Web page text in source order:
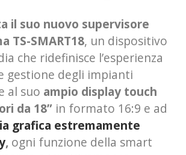
il suo nuovo supervisore
TS-SMART18, un dispositivo
che ridefinisce l’esperienza
gestione degli impianti
al suo ampio display touch
da 18” in formato 16:9 e ad
grafica estremamente
, ogni funzione della smart